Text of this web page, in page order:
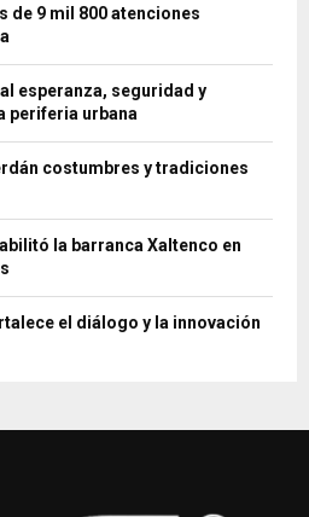
de 9 mil 800 atenciones
esperanza, seguridad y
periferia urbana
costumbres y tradiciones
la barranca Xaltenco en
el diálogo y la innovación